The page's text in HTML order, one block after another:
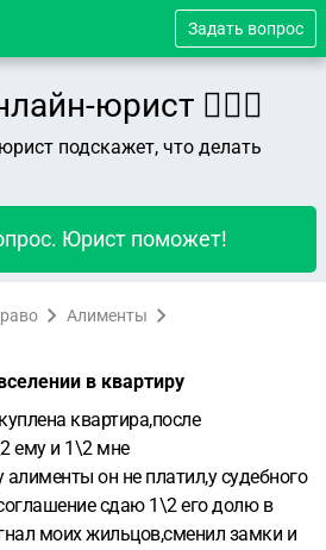
Задать вопрос
юрист 👨🏻‍⚖️
подскажет, что делать
Юрист поможет!
Алименты
в квартиру
квартира,после
ему и 1\2 мне
он не платил,у судебного
сдаю 1\2 его долю в
моих жильцов,сменил замки и